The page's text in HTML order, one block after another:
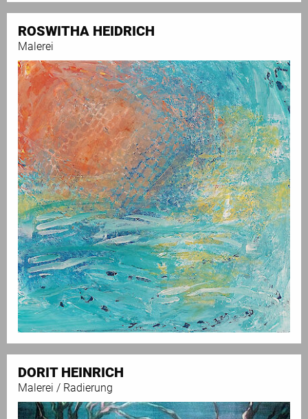
ROSWITHA HEIDRICH
Malerei
DORIT HEINRICH
Malerei / Radierung